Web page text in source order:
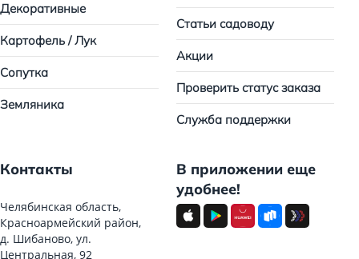
Декоративные
Картофель / Лук
Сопутка
Земляника
Статьи садоводу
Акции
Проверить статус заказа
Служба поддержки
Контакты
Челябинская область,
Красноармейский район,
д. Шибаново, ул.
Центральная, 92
В приложении еще
удобнее!